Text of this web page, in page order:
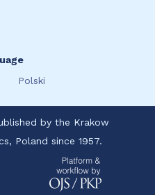
Polski
by the Krakow
Poland since 1957.